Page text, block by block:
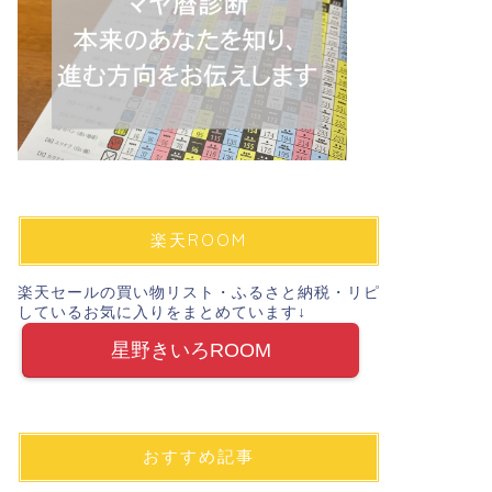
楽天ROOM
楽天セールの買い物リスト・ふるさと納税・リピ
しているお気に入りをまとめています↓
星野きいろROOM
おすすめ記事